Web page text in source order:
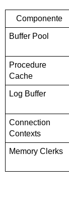
Componente
Buffer Pool
Procedure
Cache
Log Buffer
Connection
Contexts
Memory Clerks